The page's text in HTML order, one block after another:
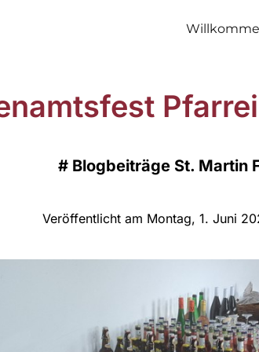
# Blogbeiträge St. Martin
Veröffentlicht am Montag, 1. Juni